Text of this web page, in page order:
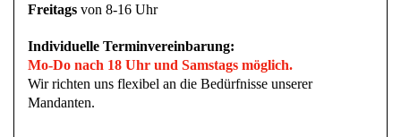
Freitags von 8-16 Uhr
Individuelle Terminvereinbarung:
Mo-Do nach 18 Uhr und Samstags möglich.
Wir richten uns flexibel an die Bedürfnisse unserer
Mandanten.